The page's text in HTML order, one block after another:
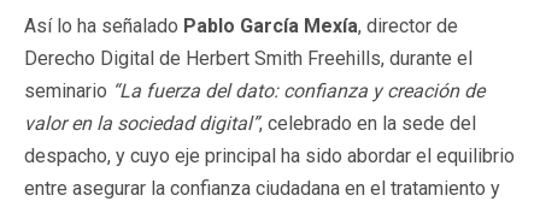
Así lo ha señalado Pablo García Mexía, director de
Derecho Digital de Herbert Smith Freehills, durante el
seminario “La fuerza del dato: confianza y creación de
valor en la sociedad digital”, celebrado en la sede del
despacho, y cuyo eje principal ha sido abordar el equilibrio
entre asegurar la confianza ciudadana en el tratamiento y